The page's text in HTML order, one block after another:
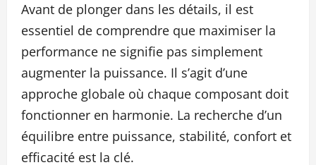
Avant de plonger dans les détails, il est
essentiel de comprendre que maximiser la
performance ne signifie pas simplement
augmenter la puissance. Il s’agit d’une
approche globale où chaque composant doit
fonctionner en harmonie. La recherche d’un
équilibre entre puissance, stabilité, confort et
efficacité est la clé.